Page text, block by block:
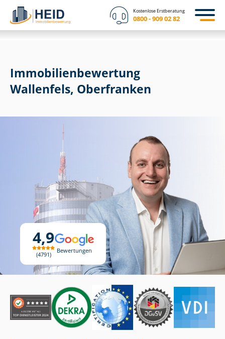
Kostenlose Erstberatung
0800 - 909 02 82
4,9
4791
Bewertungen
Immobilien­bewertung
Wallenfels, Oberfranken